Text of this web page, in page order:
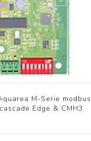
Koelleiding
Montagebeugels -
Kabelgoten en
accessoires
Bekijk meer
M-Serie
Edge & CMH3